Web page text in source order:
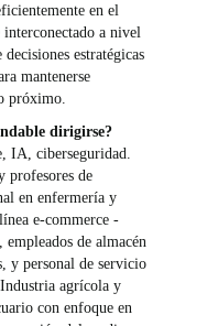
en el
a nivel
estratégicas
mantenerse
próximo.
dirigirse?
IA, ciberseguridad.
profesores de
en enfermería y
e-commerce -
de almacén
y personal de servicio
agrícola y
con enfoque en